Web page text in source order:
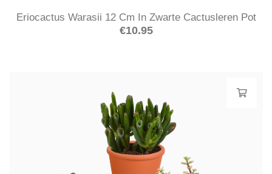
Eriocactus Warasii 12 Cm In Zwarte Cactusleren Pot
€10.95